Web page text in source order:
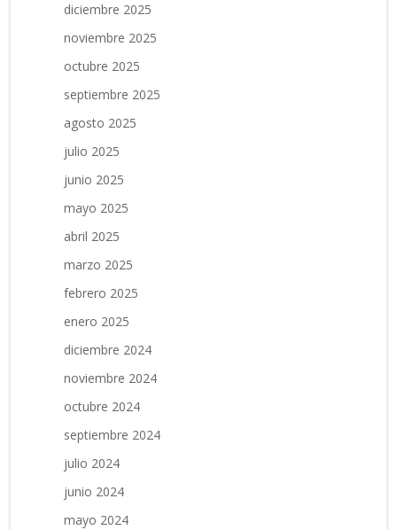
diciembre 2025
noviembre 2025
octubre 2025
septiembre 2025
agosto 2025
julio 2025
junio 2025
mayo 2025
abril 2025
marzo 2025
febrero 2025
enero 2025
diciembre 2024
noviembre 2024
octubre 2024
septiembre 2024
julio 2024
junio 2024
mayo 2024